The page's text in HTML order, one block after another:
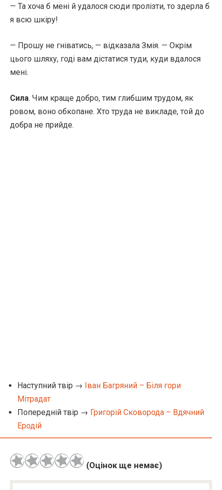
— Та хоча б мені й удалося сюди пролізти, то здерла б
я всю шкіру!
— Прошу не гніватись, — відказала Змія. — Окрім
цього шляху, годі вам дістатися туди, куди вдалося
мені.
Сила. Чим краще добро, тим глибшим трудом, як
ровом, воно обкопане. Хто труда не викладе, той до
добра не прийде.
Наступний твір → Іван Багряний – Біля гори
Мітрадат
Попередній твір → Григорій Сковорода – Вдячний
Еродій
(Оцінок ще немає)